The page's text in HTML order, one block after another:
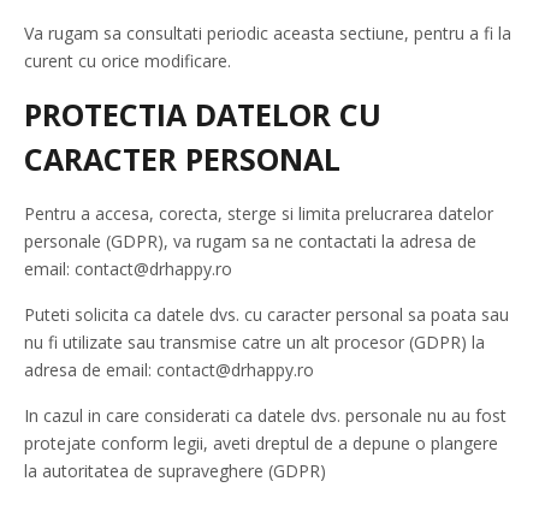
Va rugam sa consultati periodic aceasta sectiune, pentru a fi la
curent cu orice modificare.
PROTECTIA DATELOR CU
CARACTER PERSONAL
Pentru a accesa, corecta, sterge si limita prelucrarea datelor
personale (GDPR), va rugam sa ne contactati la adresa de
email: contact@drhappy.ro
Puteti solicita ca datele dvs. cu caracter personal sa poata sau
nu fi utilizate sau transmise catre un alt procesor (GDPR) la
adresa de email: contact@drhappy.ro
In cazul in care considerati ca datele dvs. personale nu au fost
protejate conform legii, aveti dreptul de a depune o plangere
la autoritatea de supraveghere (GDPR)